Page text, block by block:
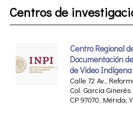
Centros de
Centro Regional
Documentación
de Video Indígena
Calle 72 Av.,
Col. García Ginerés
CP 97070, Mérida,